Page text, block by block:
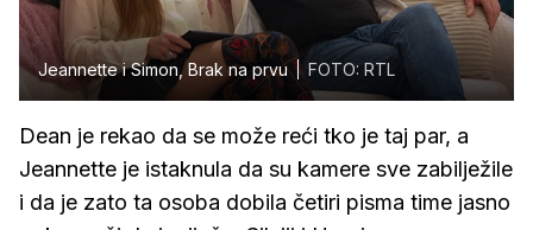
Jeannette i Simon, Brak na prvu FOTO: RTL
Dean je rekao da se može reći tko je taj par, a
Jeannette je istaknula da su kamere sve zabilježile
i da je zato ta osoba dobila četiri pisma time jasno